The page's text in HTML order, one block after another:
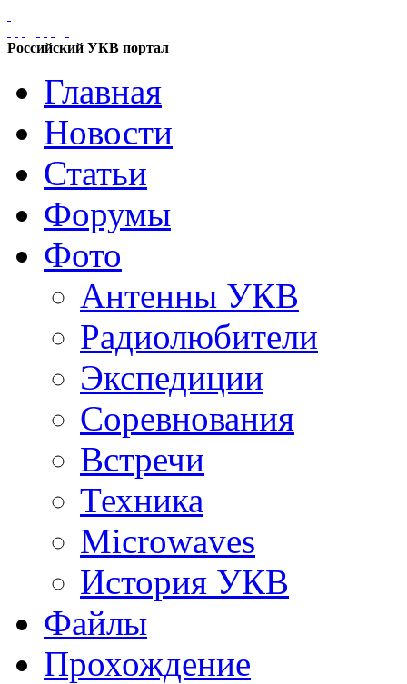
Российский УКВ портал
Главная
Новости
Статьи
Форумы
Фото
Антенны УКВ
Радиолюбители
Экспедиции
Соревнования
Встречи
Техника
Microwaves
История УКВ
Файлы
Прохождение